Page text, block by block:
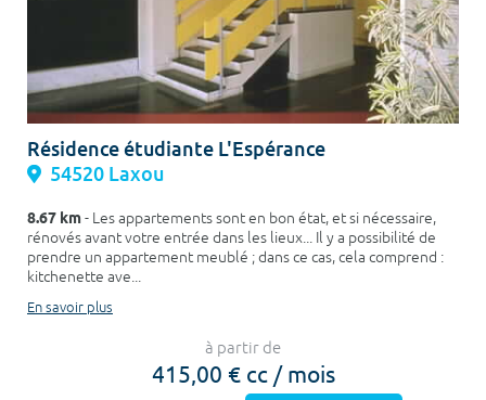
Chercher
Résidence étudiante L'Espérance
54520 Laxou
8.67 km- Les appartements sont en bon état, et si nécessaire,
rénovés avant votre entrée dans les lieux... Il y a possibilité de
prendre un appartement meublé ; dans ce cas, cela comprend :
kitchenette ave...
En savoir plus
à partir de
415,00 € cc / mois